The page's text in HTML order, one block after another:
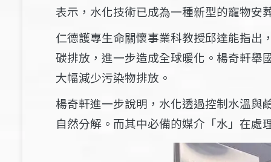
表示，水化技術已成為一種新型的寵物安
仁德護專生命關懷事業科教授邱達能指出
碳排放，進一步造成全球暖化。楊奇軒舉
大幅減少污染物排放。
楊奇軒進一步說明，水化透過控制水溫與
自然分解。而其中必備的媒介「水」在